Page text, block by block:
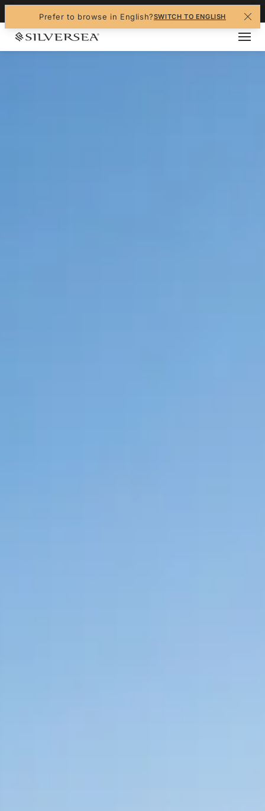
Prefer to browse in English?SWITCH TO ENGLISH